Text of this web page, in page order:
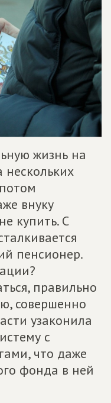
жизнь на
нескольких
внуку
купить. С
пенсионер.
правильно
совершенно
узаконила
с
что даже
фонда в ней